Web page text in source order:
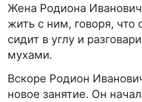
Жена Родиона
жить с ним, говоря, что
сидит в углу и
мухами.
Вскоре Родион
новое занятие. Он